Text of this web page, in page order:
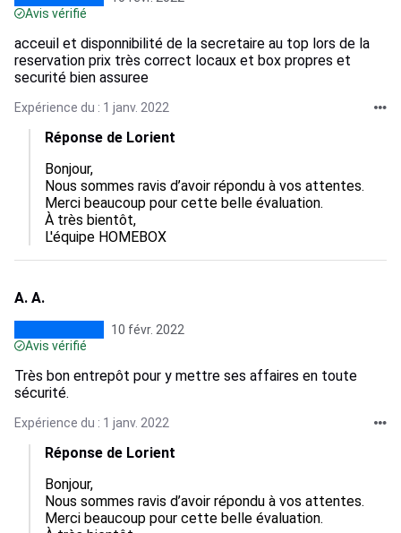
Avis vérifié
acceuil et disponnibilité de la secretaire au top lors de la
reservation prix très correct locaux et box propres et
securité bien assuree
Expérience du : 1 janv. 2022
Réponse de Lorient
Bonjour,
Nous sommes ravis d’avoir répondu à vos attentes.
Merci beaucoup pour cette belle évaluation.
À très bientôt,
A. A.
10 févr. 2022
Avis vérifié
Très bon entrepôt pour y mettre ses affaires en toute
sécurité.
Expérience du : 1 janv. 2022
Réponse de Lorient
Bonjour,
Nous sommes ravis d’avoir répondu à vos attentes.
Merci beaucoup pour cette belle évaluation.